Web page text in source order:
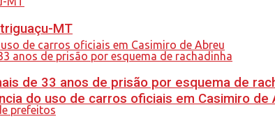
do uso de carros oficiais em Casimiro de
MT
de 33 anos de prisão por esquema de